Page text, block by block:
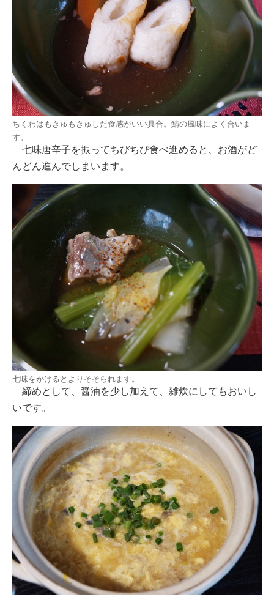
ちくわはもきゅもきゅした食感がいい具合。鯖の風味によく合いま
す。
七味唐辛子を振ってちびちび食べ進めると、お酒がど
んどん進んでしまいます。
七味をかけるとよりそそられます。
締めとして、醤油を少し加えて、雑炊にしてもおいし
いです。